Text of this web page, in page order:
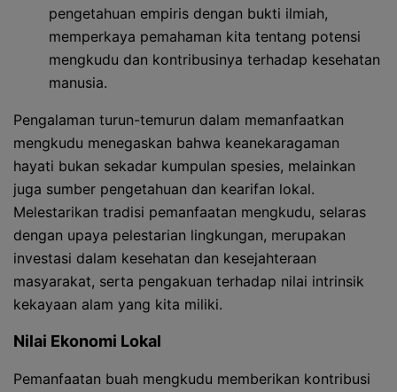
pengetahuan empiris dengan bukti ilmiah,
memperkaya pemahaman kita tentang potensi
mengkudu dan kontribusinya terhadap kesehatan
manusia.
Pengalaman turun-temurun dalam memanfaatkan
mengkudu menegaskan bahwa keanekaragaman
hayati bukan sekadar kumpulan spesies, melainkan
juga sumber pengetahuan dan kearifan lokal.
Melestarikan tradisi pemanfaatan mengkudu, selaras
dengan upaya pelestarian lingkungan, merupakan
investasi dalam kesehatan dan kesejahteraan
masyarakat, serta pengakuan terhadap nilai intrinsik
kekayaan alam yang kita miliki.
Nilai Ekonomi Lokal
Pemanfaatan buah mengkudu memberikan kontribusi